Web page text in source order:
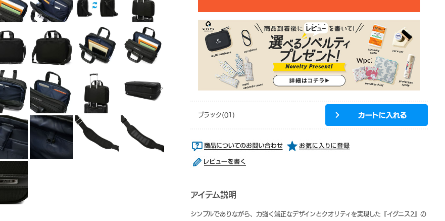
ブラック(01)
アイテム説明
シンプルでありながら、力強く端正なデザインとクオリティを実現した『イグニス2』の